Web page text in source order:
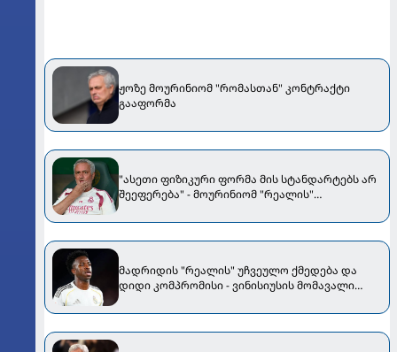
ჟოზე მოურინიომ "რომასთან" კონტრაქტი
გააფორმა
"ასეთი ფიზიკური ფორმა მის სტანდარტებს არ
შეეფერება" - მოურინიომ "რეალის"
მადრიდის "რეალის" უჩვეულო ქმედება და
დიდი კომპრომისი - ვინისიუსის მომავალი